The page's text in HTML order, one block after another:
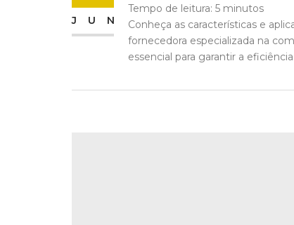
JUN
Tempo de leitura: 5 minutos
Conheça as características e
fornecedora especializada na
essencial para garantir a eficiência